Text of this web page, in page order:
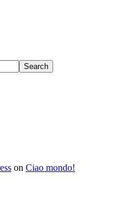
on Ciao mondo!